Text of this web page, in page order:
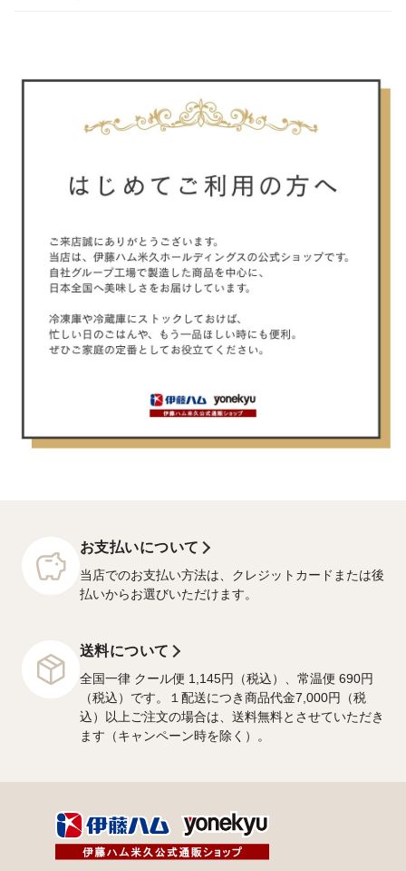
お支払いについて
当店でのお支払い方法は、クレジットカードまたは後
払いからお選びいただけます。
送料について
全国一律 クール便 1,145円（税込）、常温便 690円
（税込）です。１配送につき商品代金7,000円（税
込）以上ご注文の場合は、送料無料とさせていただき
ます（キャンペーン時を除く）。